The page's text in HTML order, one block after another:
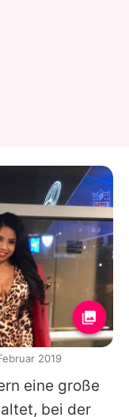
eine große
bei der
2019